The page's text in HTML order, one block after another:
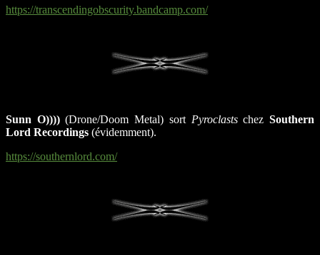
https://transcendingobscurity.bandcamp.com/
Sunn O))))(Drone/Doom Metal) sort PyroclastschezSouthern
Lord Recordings (évidemment).
https://southernlord.com/